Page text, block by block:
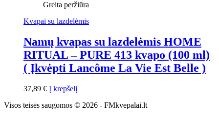
Greita peržiūra
Kvapai su lazdelėmis
Namų kvapas su lazdelėmis HOME
RITUAL – PURE 413 kvapo (100 ml)
( Įkvėpti Lancôme La Vie Est Belle )
37,89 € Į krepšelį
Visos teisės saugomos © 2026 - FMkvepalai.lt